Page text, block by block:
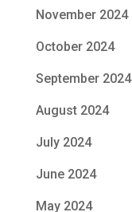
November 2024
October 2024
September 2024
August 2024
July 2024
June 2024
May 2024